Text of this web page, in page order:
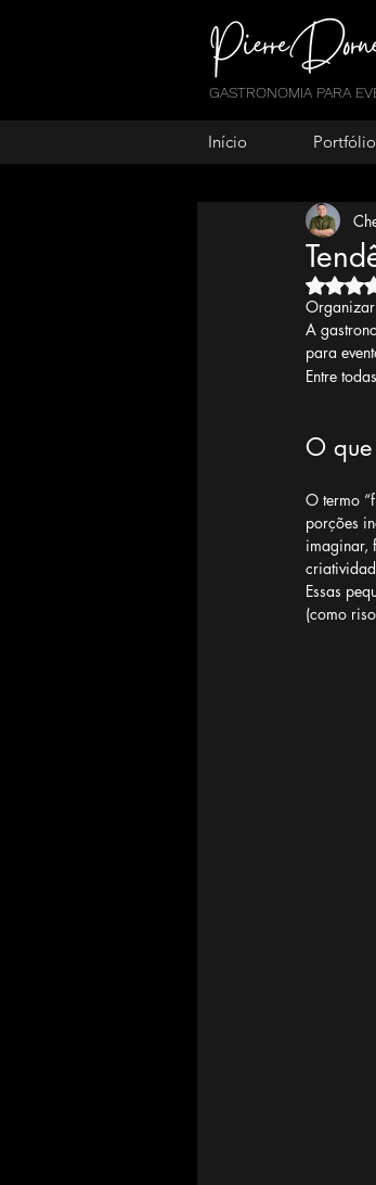
GASTRONOMIA PARA
Início
Organizar
A
para
Entre
O que
O termo
porções
imaginar,
Essas
(como